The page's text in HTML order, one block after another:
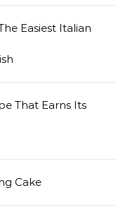
Easiest Italian
That Earns Its
Cake